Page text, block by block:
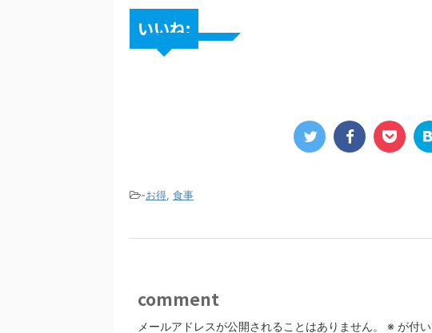
いいね:
-お得, 食事
comment
メールアドレスが公開されることはありません。 ※ が付